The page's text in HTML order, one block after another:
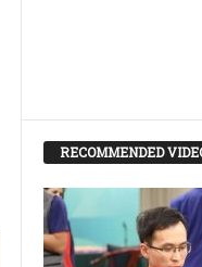
RECOMMENDED